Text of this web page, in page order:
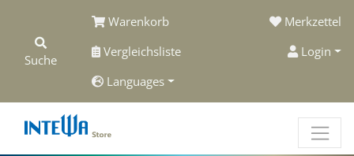
Suche
Warenkorb
Merkzettel
Vergleichsliste
Login
Languages